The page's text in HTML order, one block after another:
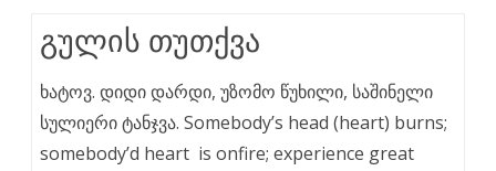
გულის თუთქვა
ხატოვ. დიდი დარდი, უზომო წუხილი, საშინელი
სულიერი ტანჯვა. Somebody’s head (heart) burns;
somebody’d heart is onfire; experience great